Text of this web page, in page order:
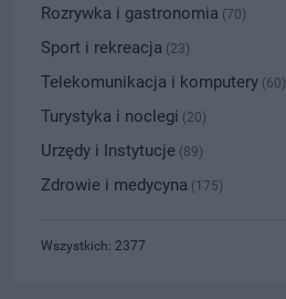
Rozrywka i gastronomia (70)
Sport i rekreacja (23)
Telekomunikacja i komputery (60)
Turystyka i noclegi (20)
Urzędy i Instytucje (89)
Zdrowie i medycyna (175)
Wszystkich: 2377